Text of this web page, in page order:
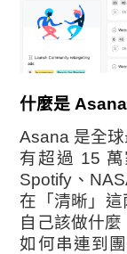
什麼是 Asana
Asana 是全
有超過 15
Spotify、
在「清晰」
自己該做什
如何串連到